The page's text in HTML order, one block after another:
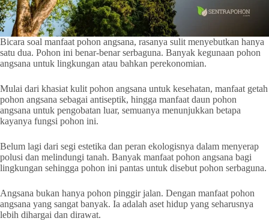
Bicara soal manfaat pohon angsana, rasanya sulit menyebutkan hanya
satu dua. Pohon ini benar-benar serbaguna. Banyak kegunaan pohon
angsana untuk lingkungan atau bahkan perekonomian.
Mulai dari khasiat kulit pohon angsana untuk kesehatan, manfaat getah
pohon angsana sebagai antiseptik, hingga manfaat daun pohon
angsana untuk pengobatan luar, semuanya menunjukkan betapa
kayanya fungsi pohon ini.
Belum lagi dari segi estetika dan peran ekologisnya dalam menyerap
polusi dan melindungi tanah. Banyak manfaat pohon angsana bagi
lingkungan sehingga pohon ini pantas untuk disebut pohon serbaguna.
Angsana bukan hanya pohon pinggir jalan. Dengan manfaat pohon
angsana yang sangat banyak. Ia adalah aset hidup yang seharusnya
lebih dihargai dan dirawat.